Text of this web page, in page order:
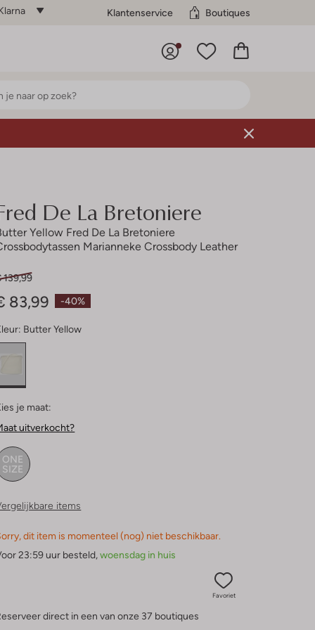
Klantenservice Boutiques
De La Bretoniere
Yellow Fred De La Bretoniere
Marianneke Crossbody Leather
-40%
139,99
83,99
Butter Yellow
je maat:
uitverkocht?
ONE
SIZE
items
dit item is momenteel (nog) niet beschikbaar.
23:59 uur besteld, woensdag in huis
Favoriet
direct in een van onze 37 boutiques